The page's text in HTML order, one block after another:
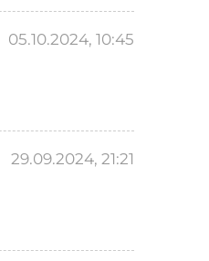
05.10.2024, 10:45
29.09.2024, 21:21